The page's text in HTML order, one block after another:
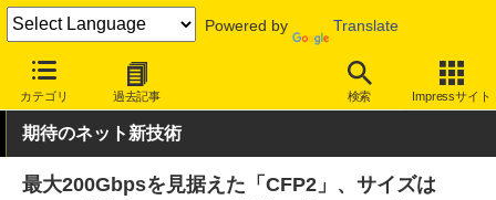
Powered by Translate
カテゴリ 過去記事 検索 Impressサイト
INTERNET Watch トピック 技術/規格
期待のネット新技術
最大200Gbpsを見据えた「CFP2」、サイズは